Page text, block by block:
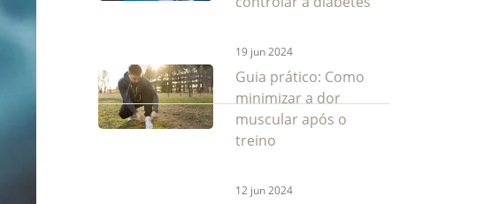
19 jun 2024
Guia prático: Como
minimizar a dor
muscular após o
treino
12 jun 2024